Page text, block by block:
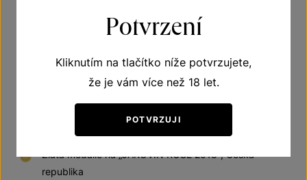
Zlatá medaile na „JAROVÍN ROSÉ 2018", Česká
republika
Potvrzení
Kliknutím na tlačítko níže potvrzujete,
že je vám více než 18 let.
POTVRZUJI